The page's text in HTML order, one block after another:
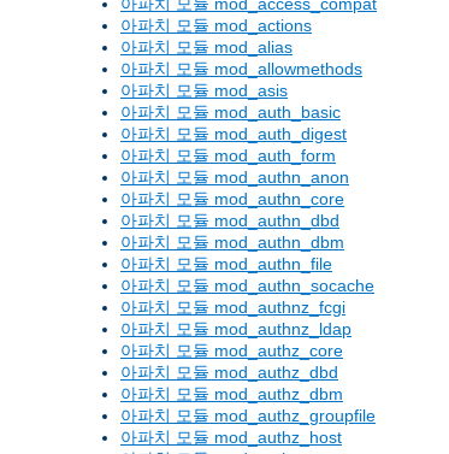
아파치 모듈 mod_actions
아파치 모듈 mod_alias
아파치 모듈 mod_allowmethods
아파치 모듈 mod_asis
아파치 모듈 mod_auth_basic
아파치 모듈 mod_auth_digest
아파치 모듈 mod_auth_form
아파치 모듈 mod_authn_anon
아파치 모듈 mod_authn_core
아파치 모듈 mod_authn_dbd
아파치 모듈 mod_authn_dbm
아파치 모듈 mod_authn_file
아파치 모듈 mod_authn_socache
아파치 모듈 mod_authnz_fcgi
아파치 모듈 mod_authnz_ldap
아파치 모듈 mod_authz_core
아파치 모듈 mod_authz_dbd
아파치 모듈 mod_authz_dbm
아파치 모듈 mod_authz_groupfile
아파치 모듈 mod_authz_host